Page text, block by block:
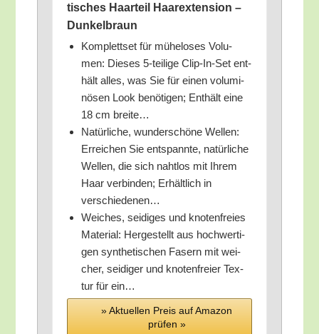
ti­sches Haar­teil Haa­r­ex­ten­si­on –
Dunkelbraun
Kom­plett­set für mühe­lo­ses Volu­
men: Die­ses 5‑teilige Clip-In-Set ent­
hält alles, was Sie für einen volu­mi­
nö­sen Look benö­ti­gen; Ent­hält eine
18 cm breite…
Natür­li­che, wun­der­schö­ne Wel­len:
Errei­chen Sie ent­spann­te, natür­li­che
Wel­len, die sich naht­los mit Ihrem
Haar ver­bin­den; Erhält­lich in
verschiedenen…
Wei­ches, sei­di­ges und kno­ten­frei­es
Mate­ri­al: Her­ge­stellt aus hoch­wer­ti­
gen syn­the­ti­schen Fasern mit wei­
cher, sei­di­ger und kno­ten­frei­er Tex­
tur für ein…
» Aktu­el­len Preis auf Ama­zon
prü­fen »